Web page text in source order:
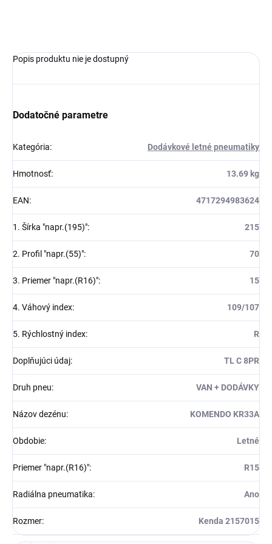
Popis produktu nie je dostupný
Dodatočné parametre
Kategória: Dodávkové letné pneumatiky
Hmotnosť: 13.69 kg
EAN: 4717294983624
1. Šírka "napr.(195)": 215
2. Profil "napr.(55)": 70
3. Priemer "napr.(R16)": 15
4. Váhový index: 109/107
5. Rýchlostný index: R
Doplňujúci údaj: TL C 8PR
Druh pneu: VAN + DODÁVKY
Názov dezénu: KOMENDO KR33A
Obdobie: Letné
Priemer "napr.(R16)": R15
Radiálna pneumatika: Ano
Rozmer: Kenda 2157015